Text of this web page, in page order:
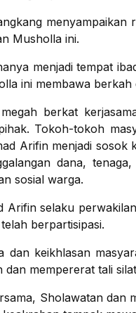
Musholla ini.
menjadi tempat
ini membawa
berkat
Tokoh-tokoh
Arifin menjadi
dana,
sosial warga.
Arifin selaku
berpartisipasi.
dan keikhlasan
mempererat tali
Sholawatan